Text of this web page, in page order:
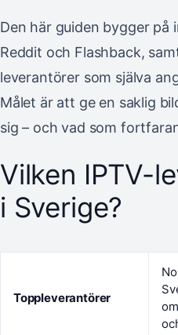
Den här guiden bygger
Reddit och Flashback,
leverantörer som själva
Målet är att ge en saklig
sig – och vad som
Vilken IPTV-
i Sverige?
Toppleverantörer